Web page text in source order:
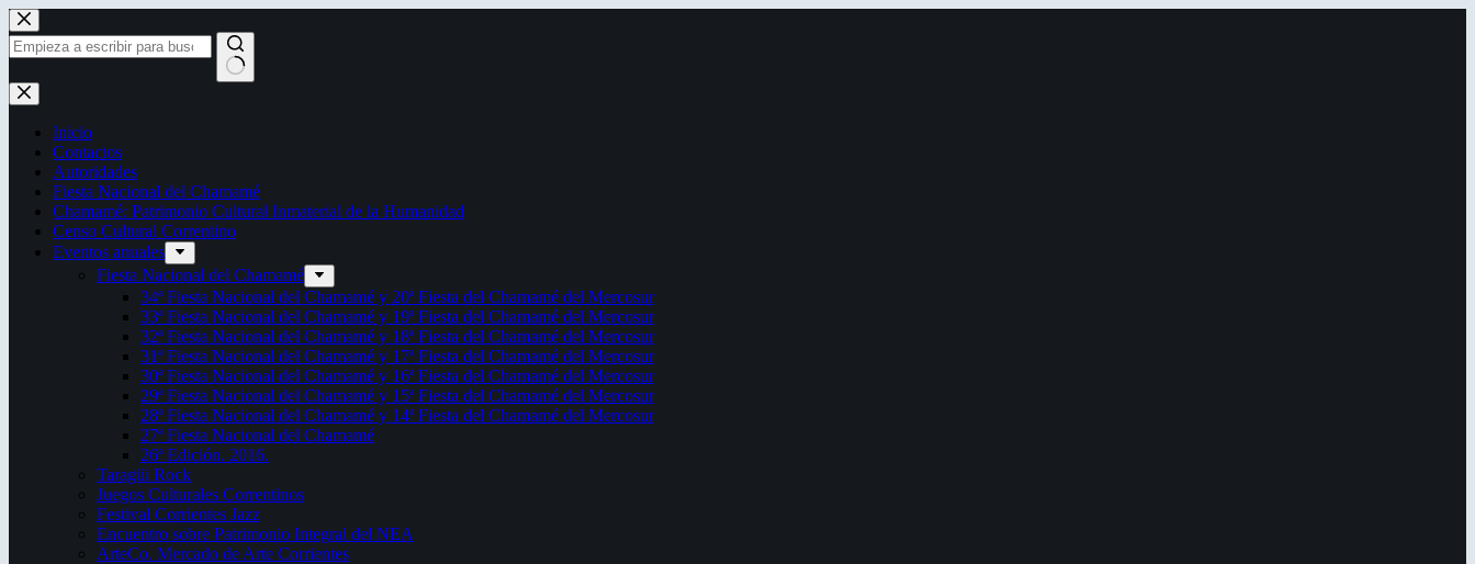
Saltar
al
contenido
Sin
resultados
Inicio
Contactos
Autoridades
Fiesta Nacional del Chamamé
Chamamé: Patrimonio Cultural Inmaterial de la Humanidad
Censo Cultural Correntino
Eventos anuales
Fiesta Nacional del Chamamé
34ª Fiesta Nacional del Chamamé y 20ª Fiesta del Chamamé del Mercosur
33ª Fiesta Nacional del Chamamé y 19ª Fiesta del Chamamé del Mercosur
32ª Fiesta Nacional del Chamamé y 18ª Fiesta del Chamamé del Mercosur
31ª Fiesta Nacional del Chamamé y 17ª Fiesta del Chamamé del Mercosur
30ª Fiesta Nacional del Chamamé y 16ª Fiesta del Chamamé del Mercosur
29ª Fiesta Nacional del Chamamé y 15ª Fiesta del Chamamé del Mercosur
28ª Fiesta Nacional del Chamamé y 14ª Fiesta del Chamamé del Mercosur
27ª Fiesta Nacional del Chamamé
26ª Edición. 2016.
Taragüi Rock
Juegos Culturales Correntinos
Festival Corrientes Jazz
Encuentro sobre Patrimonio Integral del NEA
ArteCo. Mercado de Arte Corrientes